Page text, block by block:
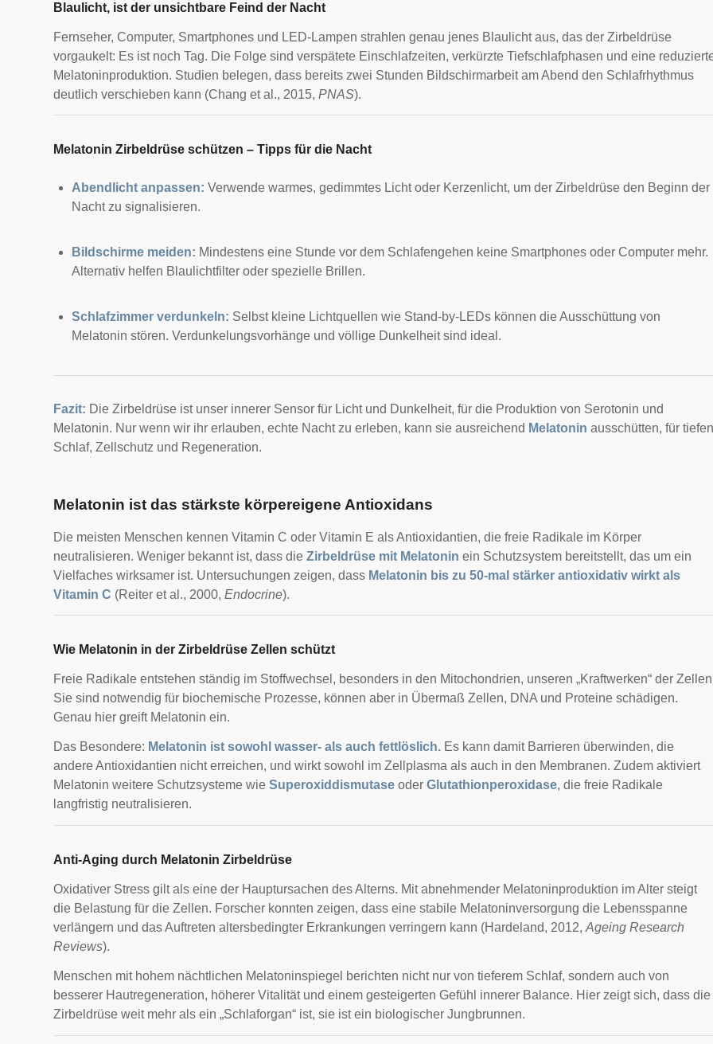
Blaulicht, ist der unsichtbare Feind der Nacht
Fernseher, Computer, Smartphones und LED-Lampen strahlen genau jenes Blaulicht aus, das der Zirbeldrüse
vorgaukelt: Es ist noch Tag. Die Folge sind verspätete Einschlafzeiten, verkürzte Tiefschlafphasen und eine
Melatoninproduktion. Studien belegen, dass bereits zwei Stunden Bildschirmarbeit am Abend den Schlafrhythmus
deutlich verschieben kann (Chang et al., 2015, PNAS).
Melatonin Zirbeldrüse schützen – Tipps für die Nacht
Abendlicht anpassen: Verwende warmes, gedimmtes Licht oder Kerzenlicht, um der Zirbeldrüse den Beginn der
Nacht zu signalisieren.
Bildschirme meiden: Mindestens eine Stunde vor dem Schlafengehen keine Smartphones oder Computer mehr.
Alternativ helfen Blaulichtfilter oder spezielle Brillen.
Schlafzimmer verdunkeln: Selbst kleine Lichtquellen wie Stand-by-LEDs können die Ausschüttung von
Melatonin stören. Verdunkelungsvorhänge und völlige Dunkelheit sind ideal.
Fazit: Die Zirbeldrüse ist unser innerer Sensor für Licht und Dunkelheit, für die Produktion von Serotonin und
Melatonin. Nur wenn wir ihr erlauben, echte Nacht zu erleben, kann sie ausreichend Melatonin ausschütten, für tiefen
Schlaf, Zellschutz und Regeneration.
Melatonin ist das stärkste körpereigene Antioxidans
Die meisten Menschen kennen Vitamin C oder Vitamin E als Antioxidantien, die freie Radikale im Körper
neutralisieren. Weniger bekannt ist, dass die Zirbeldrüse mit Melatonin ein Schutzsystem bereitstellt, das um ein
Vielfaches wirksamer ist. Untersuchungen zeigen, dass Melatonin bis zu 50-mal stärker antioxidativ wirkt als
Vitamin C (Reiter et al., 2000, Endocrine).
Wie Melatonin in der Zirbeldrüse Zellen schützt
Freie Radikale entstehen ständig im Stoffwechsel, besonders in den Mitochondrien, unseren „Kraftwerken“ der
Sie sind notwendig für biochemische Prozesse, können aber in Übermaß Zellen, DNA und Proteine schädigen.
Genau hier greift Melatonin ein.
Das Besondere: Melatonin ist sowohl wasser- als auch fettlöslich. Es kann damit Barrieren überwinden, die
andere Antioxidantien nicht erreichen, und wirkt sowohl im Zellplasma als auch in den Membranen. Zudem aktiviert
Melatonin weitere Schutzsysteme wie Superoxiddismutase oder Glutathionperoxidase, die freie Radikale
langfristig neutralisieren.
Anti-Aging durch Melatonin Zirbeldrüse
Oxidativer Stress gilt als eine der Hauptursachen des Alterns. Mit abnehmender Melatoninproduktion im Alter steigt
die Belastung für die Zellen. Forscher konnten zeigen, dass eine stabile Melatoninversorgung die Lebensspanne
verlängern und das Auftreten altersbedingter Erkrankungen verringern kann (Hardeland, 2012, Ageing Research
Reviews).
Menschen mit hohem nächtlichen Melatoninspiegel berichten nicht nur von tieferem Schlaf, sondern auch von
besserer Hautregeneration, höherer Vitalität und einem gesteigerten Gefühl innerer Balance. Hier zeigt sich, dass die
Zirbeldrüse weit mehr als ein „Schlaforgan“ ist, sie ist ein biologischer Jungbrunnen.